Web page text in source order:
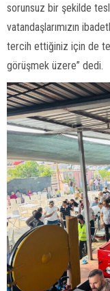
sorunsuz bir şekilde
vatandaşlarımızın
tercih ettiğiniz için de
görüşmek üzere” dedi.